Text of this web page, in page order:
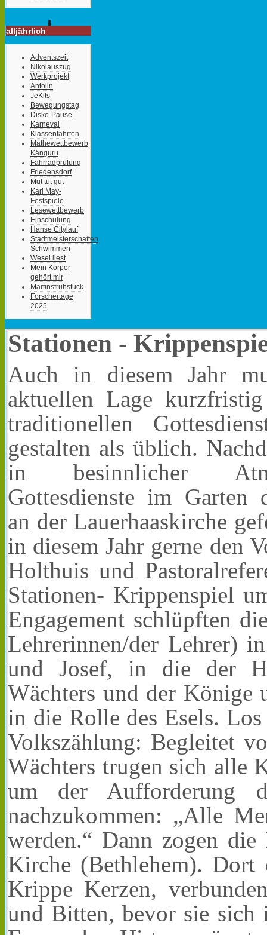
alljährlich
Adventszeit
Nikolauszug
Werkprojekt
Antolin
JeKits
Bewegungstag
Disko-Pause
Karneval
Klassenfahrten
Mathewettbewerb
Känguru
Fahrradprüfung
Friedensdorf
Mut tut gut
Karl May-
Festspiele
Lesewettbewerb
Einschulung
Hanse Citylauf
Stadtmeisterschaften
Schwimmen
Wesel liest
Mein Körper
gehört mir
Martinsfrühstück
Forschertage
2025
Stationen -
Auch in diesem Jahr
aktuellen Lage
traditionellen
gestalten als üblich.
in besinnlicher
Gottesdienste im Garten
an der Lauerhaaskirche
in diesem Jahr gerne den
Holthuis und
Stationen- Krippenspiel
Engagement schlüpften
Lehrerinnen/der Lehrer)
und Josef, in die der
Wächters und der Könige
in die Rolle des Esels.
Volkszählung: Begleitet
Wächters trugen sich alle
um der Aufforderung
nachzukommen: „Alle
werden.“ Dann zogen
Kirche (Bethlehem). Dort
Krippe Kerzen,
und Bitten, bevor sie sich